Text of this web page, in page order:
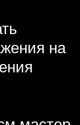
на